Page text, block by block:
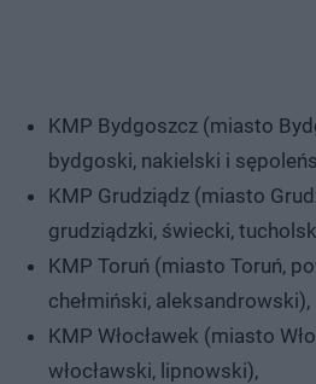
KMP Bydgoszcz (miasto
bydgoski, nakielski i
KMP Grudziądz (miasto
grudziądzki, świecki,
KMP Toruń (miasto Toruń,
chełmiński, aleksandrowski),
KMP Włocławek (miasto
włocławski, lipnowski),